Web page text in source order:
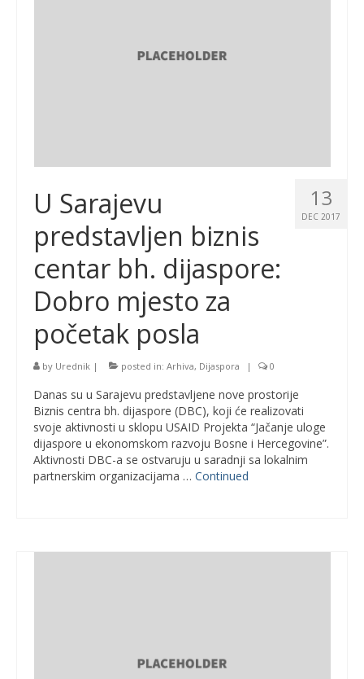
13
DEC 2017
U Sarajevu
predstavljen biznis
centar bh. dijaspore:
Dobro mjesto za
početak posla
by Urednik | posted in: Arhiva, Dijaspora | 0
Danas su u Sarajevu predstavljene nove prostorije
Biznis centra bh. dijaspore (DBC), koji će realizovati
svoje aktivnosti u sklopu USAID Projekta “Jačanje uloge
dijaspore u ekonomskom razvoju Bosne i Hercegovine”.
Aktivnosti DBC-a se ostvaruju u saradnji sa lokalnim
partnerskim organizacijama … Continued